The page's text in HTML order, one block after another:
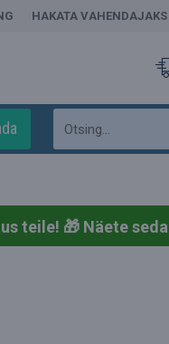
HAKATA VAHENDAJAKS
teile! 🎁 Näete